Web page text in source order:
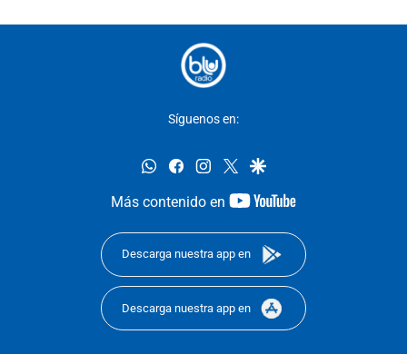
Síguenos en:
whatsappfacebookinstagram
twittergoogle
Más contenido en
youtube-
Descarga nuestra app en
Descarga nuestra app en